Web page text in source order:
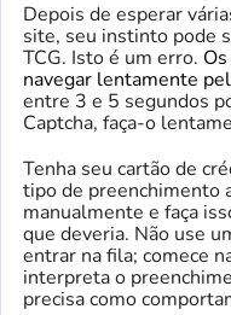
Depois de esperar
site, seu instinto pode
TCG. Isto é um erro.
navegar lentamente
entre 3 e 5 segundos
Captcha, faça-o
Tenha seu cartão de
tipo de preenchimento
manualmente e faça
que deveria. Não use
entrar na fila; comece
interpreta o
precisa como